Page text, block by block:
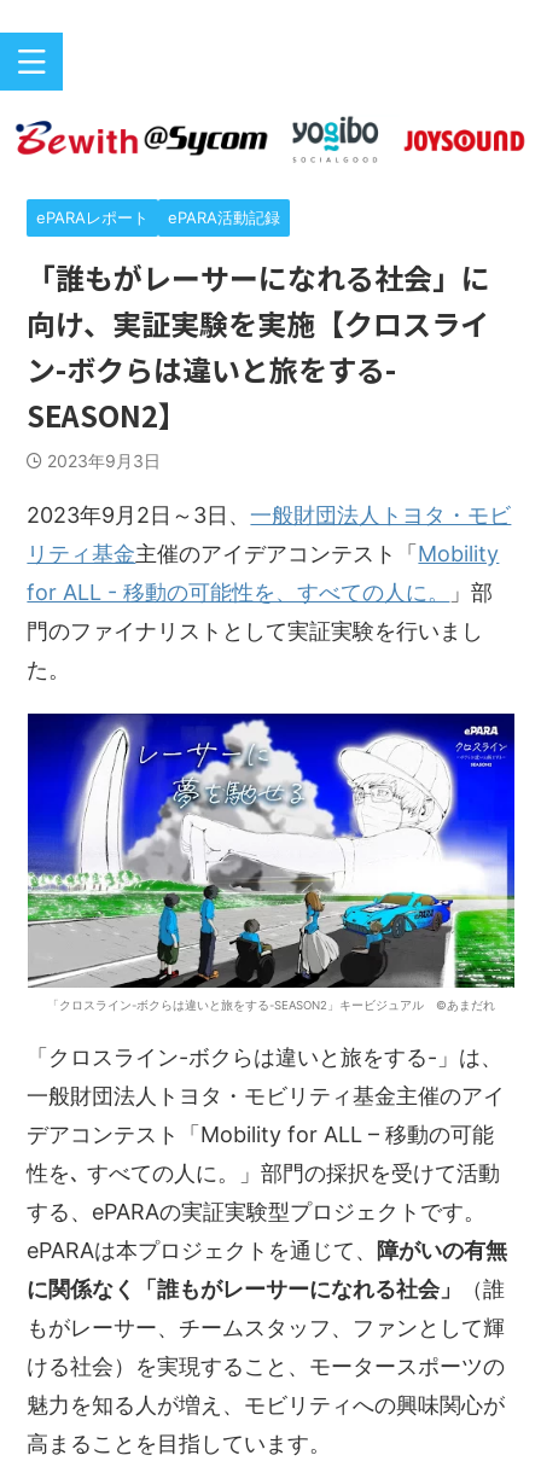
ePARAレポート ePARA活動記録
「誰もがレーサーになれる社会」に
向け、実証実験を実施【クロスライ
ン-ボクらは違いと旅をする-
SEASON2】
2023年9月3日
2023年9月2日～3日、一般財団法人トヨタ・モビ
リティ基金主催のアイデアコンテスト「Mobility
for ALL - 移動の可能性を、すべての人に。
」部
門のファイナリストとして実証実験を行いまし
た。
「クロスライン-ボクらは違いと旅をする-SEASON2」キービジュアル ©あまだれ
「クロスライン-ボクらは違いと旅をする-」は、
一般財団法人トヨタ・モビリティ基金主催のアイ
デアコンテスト「Mobility for ALL – 移動の可能
性を､ すべての人に。」部門の採択を受けて活動
する、ePARAの実証実験型プロジェクトです。
ePARAは本プロジェクトを通じて、 障がいの有無
に関係なく「誰もがレーサーになれる社会」
（誰
もがレーサー、チームスタッフ、ファンとして輝
ける社会）を実現すること、モータースポーツの
魅力を知る人が増え、モビリティへの興味関心が
高まることを目指しています。